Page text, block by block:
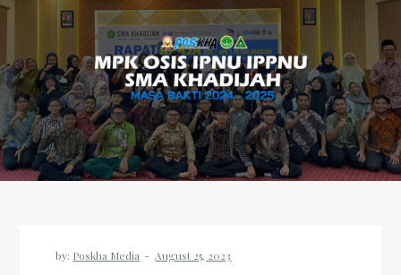
by: Poskha Media